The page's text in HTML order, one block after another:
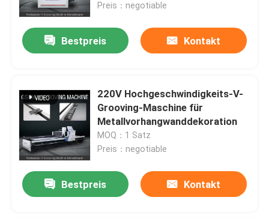
Produkte
Videos
Über uns
Preis：negotiable
Bestpreis Kontakt
220V Hochgeschwindigkeits-V-
Grooving-Maschine für
Metallvorhangwanddekoration
MOQ：1 Satz
Preis：negotiable
Bestpreis Kontakt